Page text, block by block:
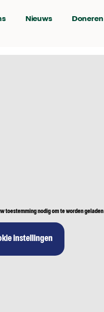
Nieuws Doneren
toestemming nodig om te worden geladen
instellingen